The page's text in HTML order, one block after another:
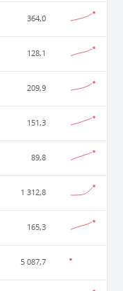
364,0
128,1
209,9
151,3
89,8
1 312,8
165,3
5 087,7